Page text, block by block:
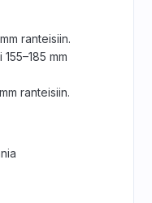
ranteisiin.
mm
ranteisiin.